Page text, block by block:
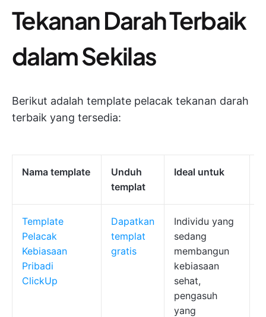
Tekanan Darah Terbaik
dalam Sekilas
Berikut adalah template pelacak tekanan darah
terbaik yang tersedia:
Nama template
Unduh
templat
Ideal untuk
Template
Pelacak
Kebiasaan
Pribadi
ClickUp
Dapatkan
templat
gratis
Individu yang
sedang
membangun
kebiasaan
sehat,
pengasuh
yang